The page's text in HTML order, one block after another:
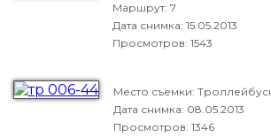
Маршрут: 7
Дата снимка: 15.05.2013
Просмотров: 1543
Место съемки:
Дата снимка: 08.05.2013
Просмотров: 1346